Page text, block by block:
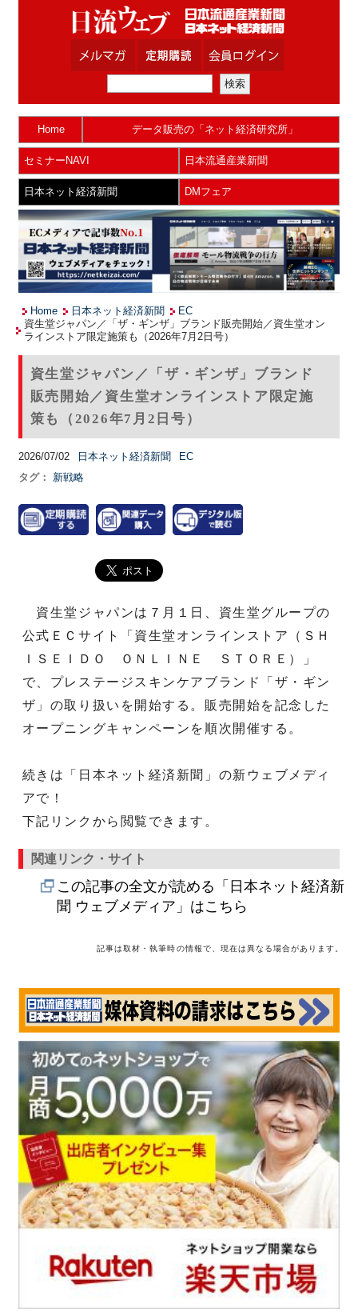
Home データ販売の「ネット経済研究所」
セミナーNAVI 日本流通産業新聞
日本ネット経済新聞 DMフェア
Home 日本ネット経済新聞
EC
資生堂ジャパン／「ザ・ギンザ」ブランド販売開始／資生堂オン
ラインストア限定施策も（2026年7月2日号）
資生堂ジャパン／「ザ・ギンザ」ブランド
販売開始／資生堂オンラインストア限定施
策も（2026年7月2日号）
2026/07/02 日本ネット経済新聞
EC
タグ：
新戦略
資生堂ジャパンは７月１日、資生堂グループの
公式ＥＣサイト「資生堂オンラインストア（ＳＨ
ＩＳＥＩＤＯ ＯＮＬＩＮＥ ＳＴＯＲＥ）」
で、プレステージスキンケアブランド「ザ・ギン
ザ」の取り扱いを開始する。販売開始を記念した
オープニングキャンペーンを順次開催する。
続きは「日本ネット経済新聞」の新ウェブメディ
アで！
下記リンクから閲覧できます。
関連リンク・サイト
この記事の全文が読める「日本ネット経済新
聞 ウェブメディア」はこちら
記事は取材・執筆時の情報で、現在は異なる場合があります。